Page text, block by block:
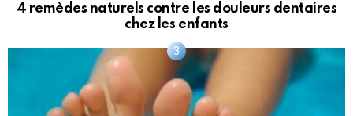
4 remèdes naturels contre les douleurs dentaires
chez les enfants